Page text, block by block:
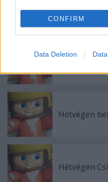
CONFIRM
Data Deletion
Ajánlott bejegyzések:
Lencsés
Hétvégén
Hétvégén